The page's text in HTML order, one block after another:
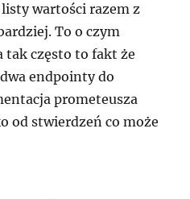
wartości razem z
To o czym
często to fakt że
endpointy do
prometeusza
od stwierdzeń co może